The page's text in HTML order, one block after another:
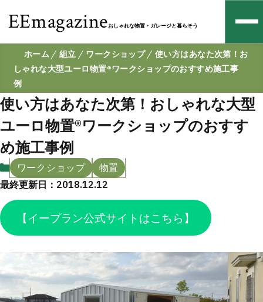
EEmagazineおしゃれな物置・ガレージと暮らそう
ホーム 組立 ワークショップ
使い方はあなた次第！お
しゃれな大型ユーロ物置®️ワークショップのおすすめ施工事
例
使い方はあなた次第！おしゃれな大型
ユーロ物置®️ワークショップのおすす
め施工事例
ワークショップ
物置
最終更新日：2018.12.12
【イープラン公式サイトはこちら】